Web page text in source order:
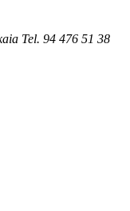
Tel. 94 476 51 38